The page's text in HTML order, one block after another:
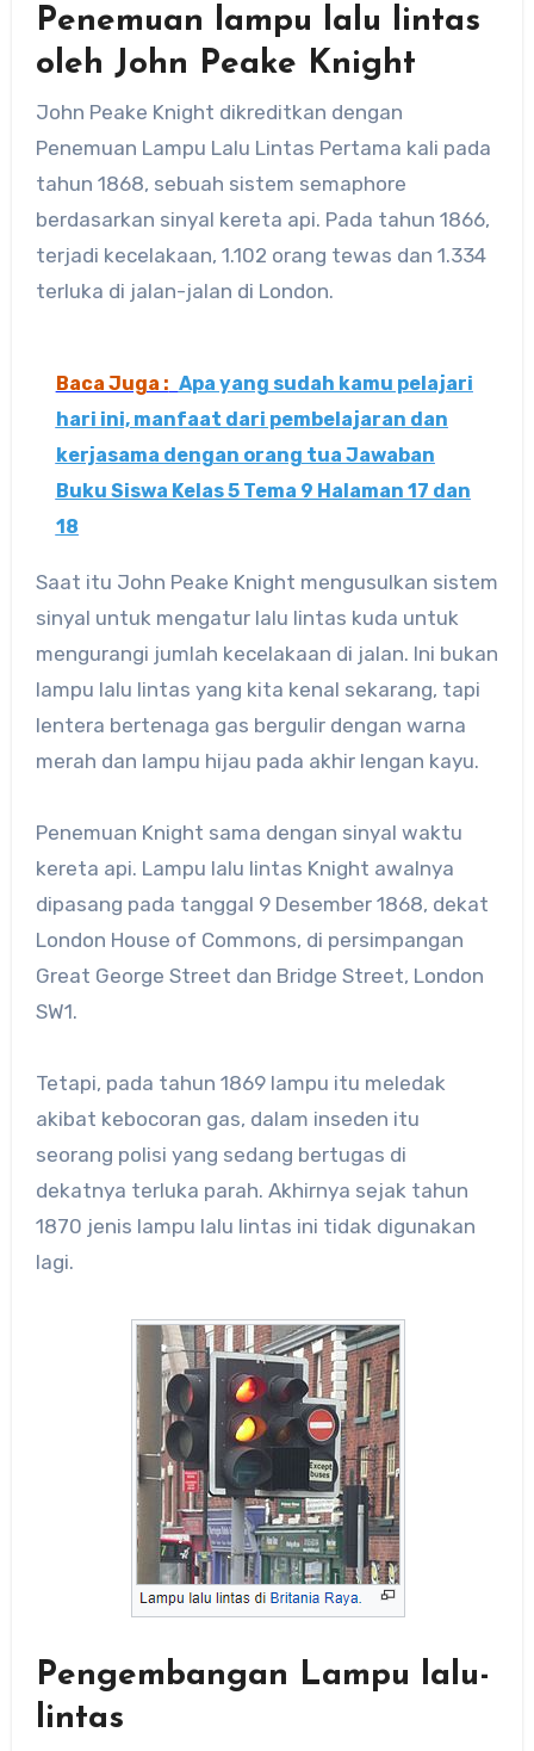
Penemuan lampu lalu lintas
oleh John Peake Knight
John Peake Knight dikreditkan dengan
Penemuan Lampu Lalu Lintas Pertama kali pada
tahun 1868, sebuah sistem semaphore
berdasarkan sinyal kereta api. Pada tahun 1866,
terjadi kecelakaan, 1.102 orang tewas dan 1.334
terluka di jalan-jalan di London.
Baca Juga : Apa yang sudah kamu pelajari
hari ini, manfaat dari pembelajaran dan
kerjasama dengan orang tua Jawaban
Buku Siswa Kelas 5 Tema 9 Halaman 17 dan
18
Saat itu John Peake Knight mengusulkan sistem
sinyal untuk mengatur lalu lintas kuda untuk
mengurangi jumlah kecelakaan di jalan. Ini bukan
lampu lalu lintas yang kita kenal sekarang, tapi
lentera bertenaga gas bergulir dengan warna
merah dan lampu hijau pada akhir lengan kayu.
Penemuan Knight sama dengan sinyal waktu
kereta api. Lampu lalu lintas Knight awalnya
dipasang pada tanggal 9 Desember 1868, dekat
London House of Commons, di persimpangan
Great George Street dan Bridge Street, London
SW1.
Tetapi, pada tahun 1869 lampu itu meledak
akibat kebocoran gas, dalam inseden itu
seorang polisi yang sedang bertugas di
dekatnya terluka parah. Akhirnya sejak tahun
1870 jenis lampu lalu lintas ini tidak digunakan
lagi.
Pengembangan Lampu lalu-
lintas